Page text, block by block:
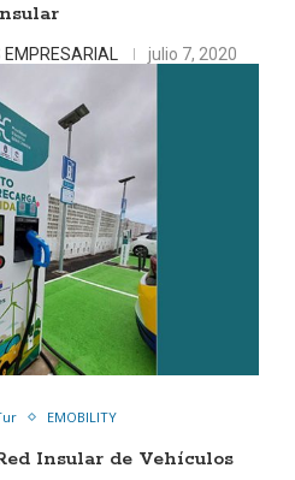
julio 7, 2020
EMOBILITY
Insular de Vehículos